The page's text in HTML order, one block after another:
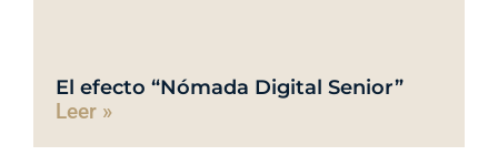
El efecto “Nómada Digital Senior”
Leer »